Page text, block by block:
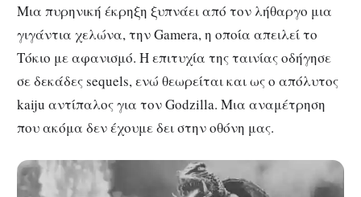
Μια πυρηνική έκρηξη ξυπνάει από τον λήθαργο μια
γιγάντια χελώνα, την Gamera, η οποία απειλεί το
Τόκιο με αφανισμό. Η επιτυχία της ταινίας οδήγησε
σε δεκάδες sequels, ενώ θεωρείται και ως ο απόλυτος
kaiju αντίπαλος για τον Godzilla. Μια αναμέτρηση
που ακόμα δεν έχουμε δει στην οθόνη μας.